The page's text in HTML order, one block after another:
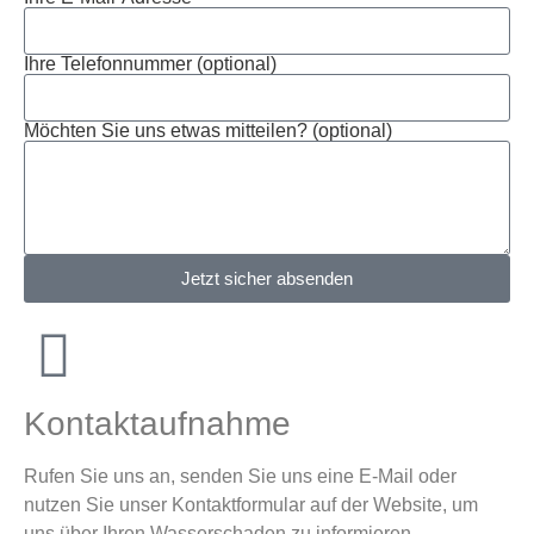
Ihre Telefonnummer (optional)
Möchten Sie uns etwas mitteilen? (optional)
Jetzt sicher absenden
Kontaktaufnahme
Rufen Sie uns an, senden Sie uns eine E-Mail oder
nutzen Sie unser Kontaktformular auf der Website, um